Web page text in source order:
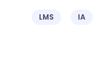
LMS IA